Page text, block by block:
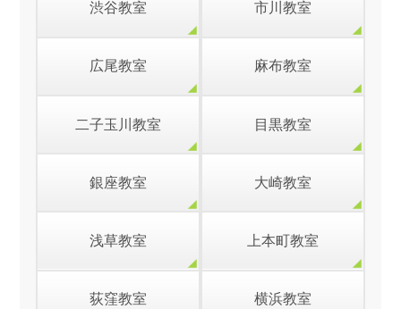
渋谷教室 市川教室
広尾教室 麻布教室
二子玉川教室 目黒教室
銀座教室 大崎教室
浅草教室 上本町教室
荻窪教室 横浜教室